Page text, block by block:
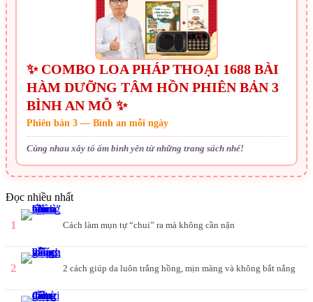
✨ COMBO LOA PHÁP THOẠI 1688 BÀI
HÀM DƯỠNG TÂM HỒN PHIÊN BẢN 3
BÌNH AN MỖ ✨
Phiên bản 3 — Bình an mỗi ngày
Cùng nhau xây tổ ấm bình yên từ những trang sách nhé!
Đọc nhiều nhất
1 Cách làm mụn tự “chui” ra mà không cần nặn
2 2 cách giúp da luôn trắng hồng, mịn màng và không bắt nắng